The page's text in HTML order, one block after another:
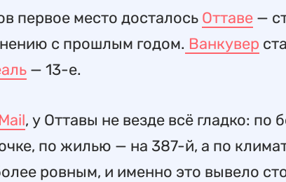
первое место досталось Оттаве —
с прошлым годом. Ванкувер
— 13-е.
, у Оттавы не везде всё гладко: по
по жилью — на 387-й, а по
ровным, и именно это вывело